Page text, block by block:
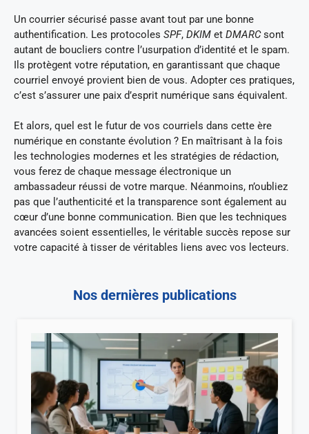
Un courrier sécurisé passe avant tout par une bonne
authentification. Les protocoles SPF, DKIM et DMARCsont
autant de boucliers contre l’usurpation d’identité et le spam.
Ils protègent votre réputation, en garantissant que chaque
courriel envoyé provient bien de vous. Adopter ces pratiques,
c’est s’assurer une paix d’esprit numérique sans équivalent.
Et alors, quel est le futur de vos courriels dans cette ère
numérique en constante évolution ? En maîtrisant à la fois
les technologies modernes et les stratégies de rédaction,
vous ferez de chaque message électronique un
ambassadeur réussi de votre marque. Néanmoins, n’oubliez
pas que l’authenticité et la transparence sont également au
cœur d’une bonne communication. Bien que les techniques
avancées soient essentielles, le véritable succès repose sur
votre capacité à tisser de véritables liens avec vos lecteurs.
Nos dernières publications